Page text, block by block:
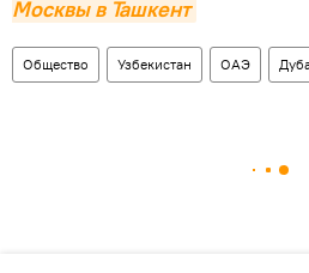
Москвы в Ташкент
Общество Узбекистан ОАЭ